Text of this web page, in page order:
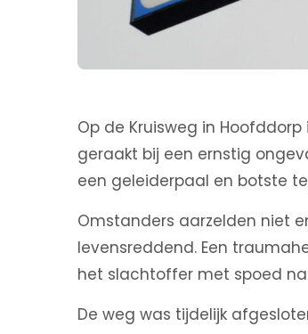
Op de Kruisweg in
geraakt bij een ernstig
een geleiderpaal en botste
Omstanders aarzelden niet
levensreddend. Een
het slachtoffer met spoed
De weg was tijdelijk